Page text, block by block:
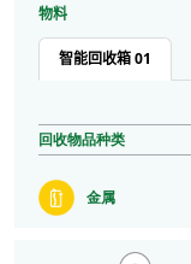
物料
智能回收箱 01
回收物品种类
金属